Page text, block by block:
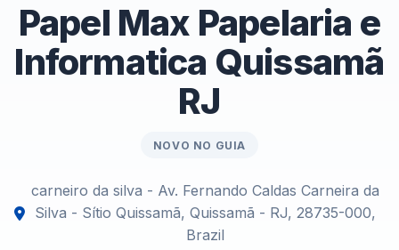
Papel Max Papelaria e
Informatica Quissamã
RJ
NOVO NO GUIA
carneiro da silva - Av. Fernando Caldas Carneira da
Silva - Sítio Quissamã, Quissamã - RJ, 28735-000,
Brazil